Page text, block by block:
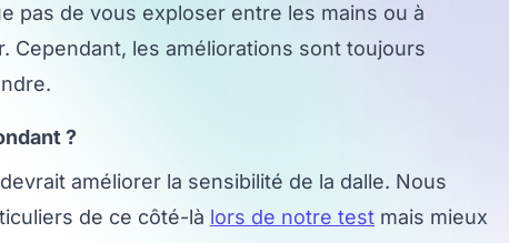
pas de vous exploser entre les mains ou à
Cependant, les améliorations sont toujours
?
améliorer la sensibilité de la dalle. Nous
de ce côté-là lors de notre test mais mieux